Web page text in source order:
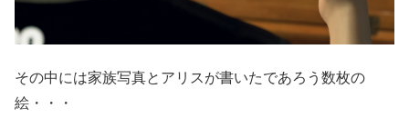
その中には家族写真とアリスが書いたであろう数枚の
絵・・・